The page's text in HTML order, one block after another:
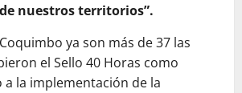
nuestros territorios”.
ya son más de 37 las
el Sello 40 Horas como
la implementación de la